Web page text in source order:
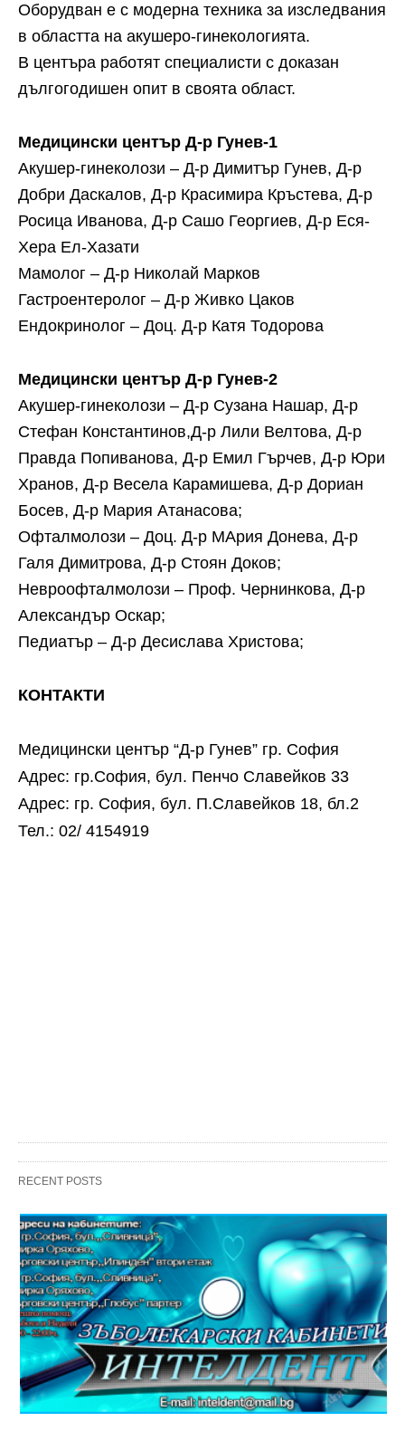
Оборудван е с модерна техника за изследвания
в областта на акушеро-гинекологията.
В центъра работят специалисти с доказан
дългогодишен опит в своята област.
Медицински център Д-р Гунев-1
Акушер-гинеколози – Д-р Димитър Гунев, Д-р
Добри Даскалов, Д-р Красимира Кръстева, Д-р
Росица Иванова, Д-р Сашо Георгиев, Д-р Еся-
Хера Ел-Хазати
Мамолог – Д-р Николай Марков
Гастроентеролог – Д-р Живко Цаков
Ендокринолог – Доц. Д-р Катя Тодорова
Медицински център Д-р Гунев-2
Акушер-гинеколози – Д-р Сузана Нашар, Д-р
Стефан Константинов,Д-р Лили Велтова, Д-р
Правда Попиванова, Д-р Емил Гърчев, Д-р Юри
Хранов, Д-р Весела Карамишева, Д-р Дориан
Босев, Д-р Мария Атанасова;
Офталмолози – Доц. Д-р МАрия Донева, Д-р
Галя Димитрова, Д-р Стоян Доков;
Невроофталмолози – Проф. Чернинкова, Д-р
Александър Оскар;
Педиатър – Д-р Десислава Христова;
КОНТАКТИ
Медицински център “Д-р Гунев” гр. София
Адрес: гр.София, бул. Пенчо Славейков 33
Адрес: гр. София, бул. П.Славейков 18, бл.2
Тел.: 02/ 4154919
RECENT POSTS